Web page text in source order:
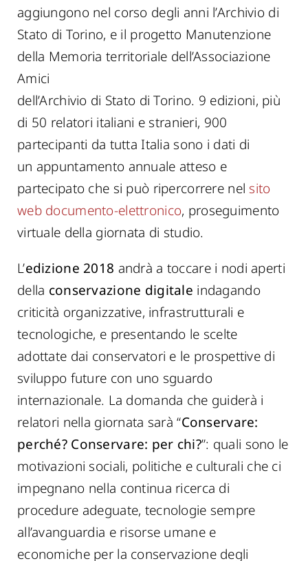
aggiungono nel corso degli anni l’Archivio di
Stato di Torino, e il progetto Manutenzione
della Memoria territoriale dell’Associazione
Amici
dell’Archivio di Stato di Torino. 9 edizioni, più
di 50 relatori italiani e stranieri, 900
partecipanti da tutta Italia sono i dati di
un appuntamento annuale atteso e
partecipato che si può ripercorrere nel sito
web documento-elettronico, proseguimento
virtuale della giornata di studio.
L’edizione 2018 andrà a toccare i nodi aperti
della conservazione digitale indagando
criticità organizzative, infrastrutturali e
tecnologiche, e presentando le scelte
adottate dai conservatori e le prospettive di
sviluppo future con uno sguardo
internazionale. La domanda che guiderà i
relatori nella giornata sarà “Conservare:
perché? Conservare: per chi?”: quali sono le
motivazioni sociali, politiche e culturali che ci
impegnano nella continua ricerca di
procedure adeguate, tecnologie sempre
all’avanguardia e risorse umane e
economiche per la conservazione degli